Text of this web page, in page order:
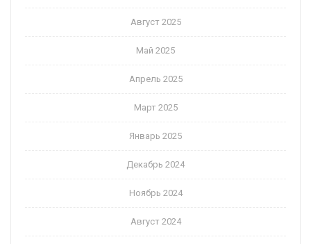
Август 2025
Май 2025
Апрель 2025
Март 2025
Январь 2025
Декабрь 2024
Ноябрь 2024
Август 2024